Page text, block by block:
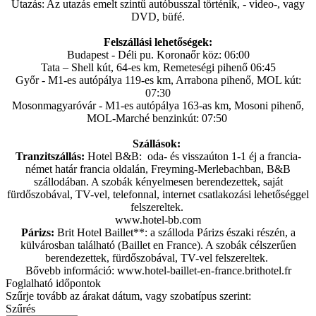
Utazás: Az utazás emelt szintű autóbusszal történik, - video-, vagy
DVD, büfé.
Felszállási lehetőségek:
Budapest - Déli pu. Koronaőr köz: 06:00
Tata – Shell kút, 64-es km, Remeteségi pihenő 06:45
Győr - M1-es autópálya 119-es km, Arrabona pihenő, MOL kút:
07:30
Mosonmagyaróvár - M1-es autópálya 163-as km, Mosoni pihenő,
MOL-Marché benzinkút: 07:50
Szállások:
Tranzitszállás: Hotel B&B: oda- és visszaúton 1-1 éj a francia-
német határ francia oldalán, Freyming-Merlebachban, B&B
szállodában. A szobák kényelmesen berendezettek, saját
fürdőszobával, TV-vel, telefonnal, internet csatlakozási lehetőséggel
felszereltek.
www.hotel-bb.com
Párizs: Brit Hotel Baillet**: a szálloda Párizs északi részén, a
külvárosban található (Baillet en France). A szobák célszerűen
berendezettek, fürdőszobával, TV-vel felszereltek.
Bővebb információ: www.hotel-baillet-en-france.brithotel.fr
Foglalható időpontok
Szűrje tovább az árakat dátum, vagy szobatípus szerint:
Szűrés